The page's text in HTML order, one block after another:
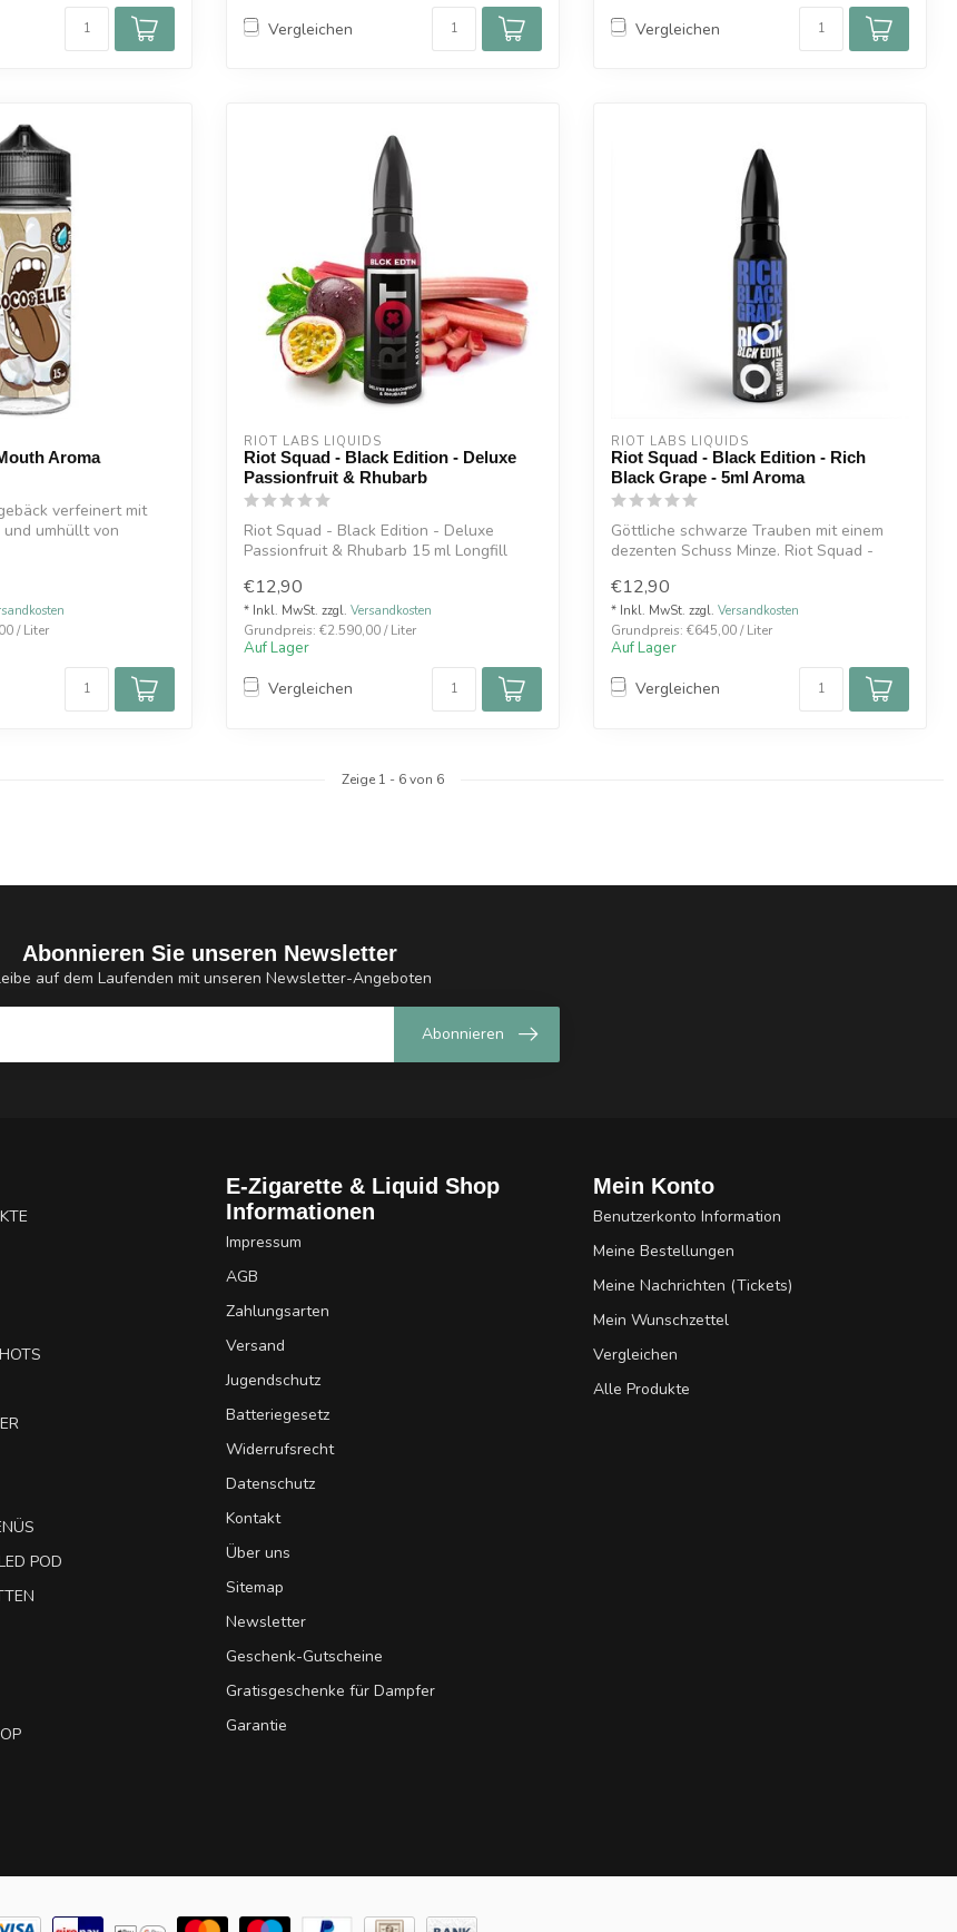
Vergleichen Vergleichen
Aroma
verfeinert mit
und umhüllt von
/ Liter
RIOT LABS LIQUIDS
Riot Squad - Black Edition - Deluxe
Passionfruit & Rhubarb
Riot Squad - Black Edition - Deluxe
Passionfruit & Rhubarb 15 ml Longfill
€12,90
* Inkl. MwSt. zzgl. Versandkosten
Grundpreis: €2.590,00 / Liter
Auf Lager
Vergleichen
RIOT LABS LIQUIDS
Riot Squad - Black Edition - Rich
Black Grape - 5ml Aroma
Göttliche schwarze Trauben mit einem
dezenten Schuss Minze. Riot Squad -
€12,90
* Inkl. MwSt. zzgl. Versandkosten
Grundpreis: €645,00 / Liter
Auf Lager
Vergleichen
Zeige 1 - 6von 6
Abonnieren Sie unseren Newsletter
auf dem Laufenden mit unseren Newsletter-Angeboten
Abonnieren
POD
E-Zigarette & Liquid Shop
Informationen
Impressum
AGB
Zahlungsarten
Versand
Jugendschutz
Batteriegesetz
Widerrufsrecht
Datenschutz
Kontakt
Über uns
Sitemap
Newsletter
Geschenk-Gutscheine
Gratisgeschenke für Dampfer
Garantie
Mein Konto
Benutzerkonto Information
Meine Bestellungen
Meine Nachrichten (Tickets)
Mein Wunschzettel
Vergleichen
Alle Produkte